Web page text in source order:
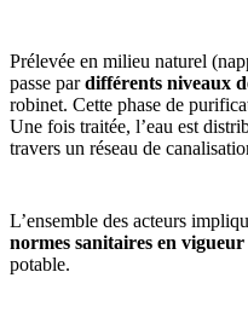
Prélevée en milieu naturel
passe pardifférents niveaux
robinet. Cette phase de
Une fois traitée, l’eau est
travers un réseau de
L’ensemble des acteurs
normes sanitaires en vigueur
potable.